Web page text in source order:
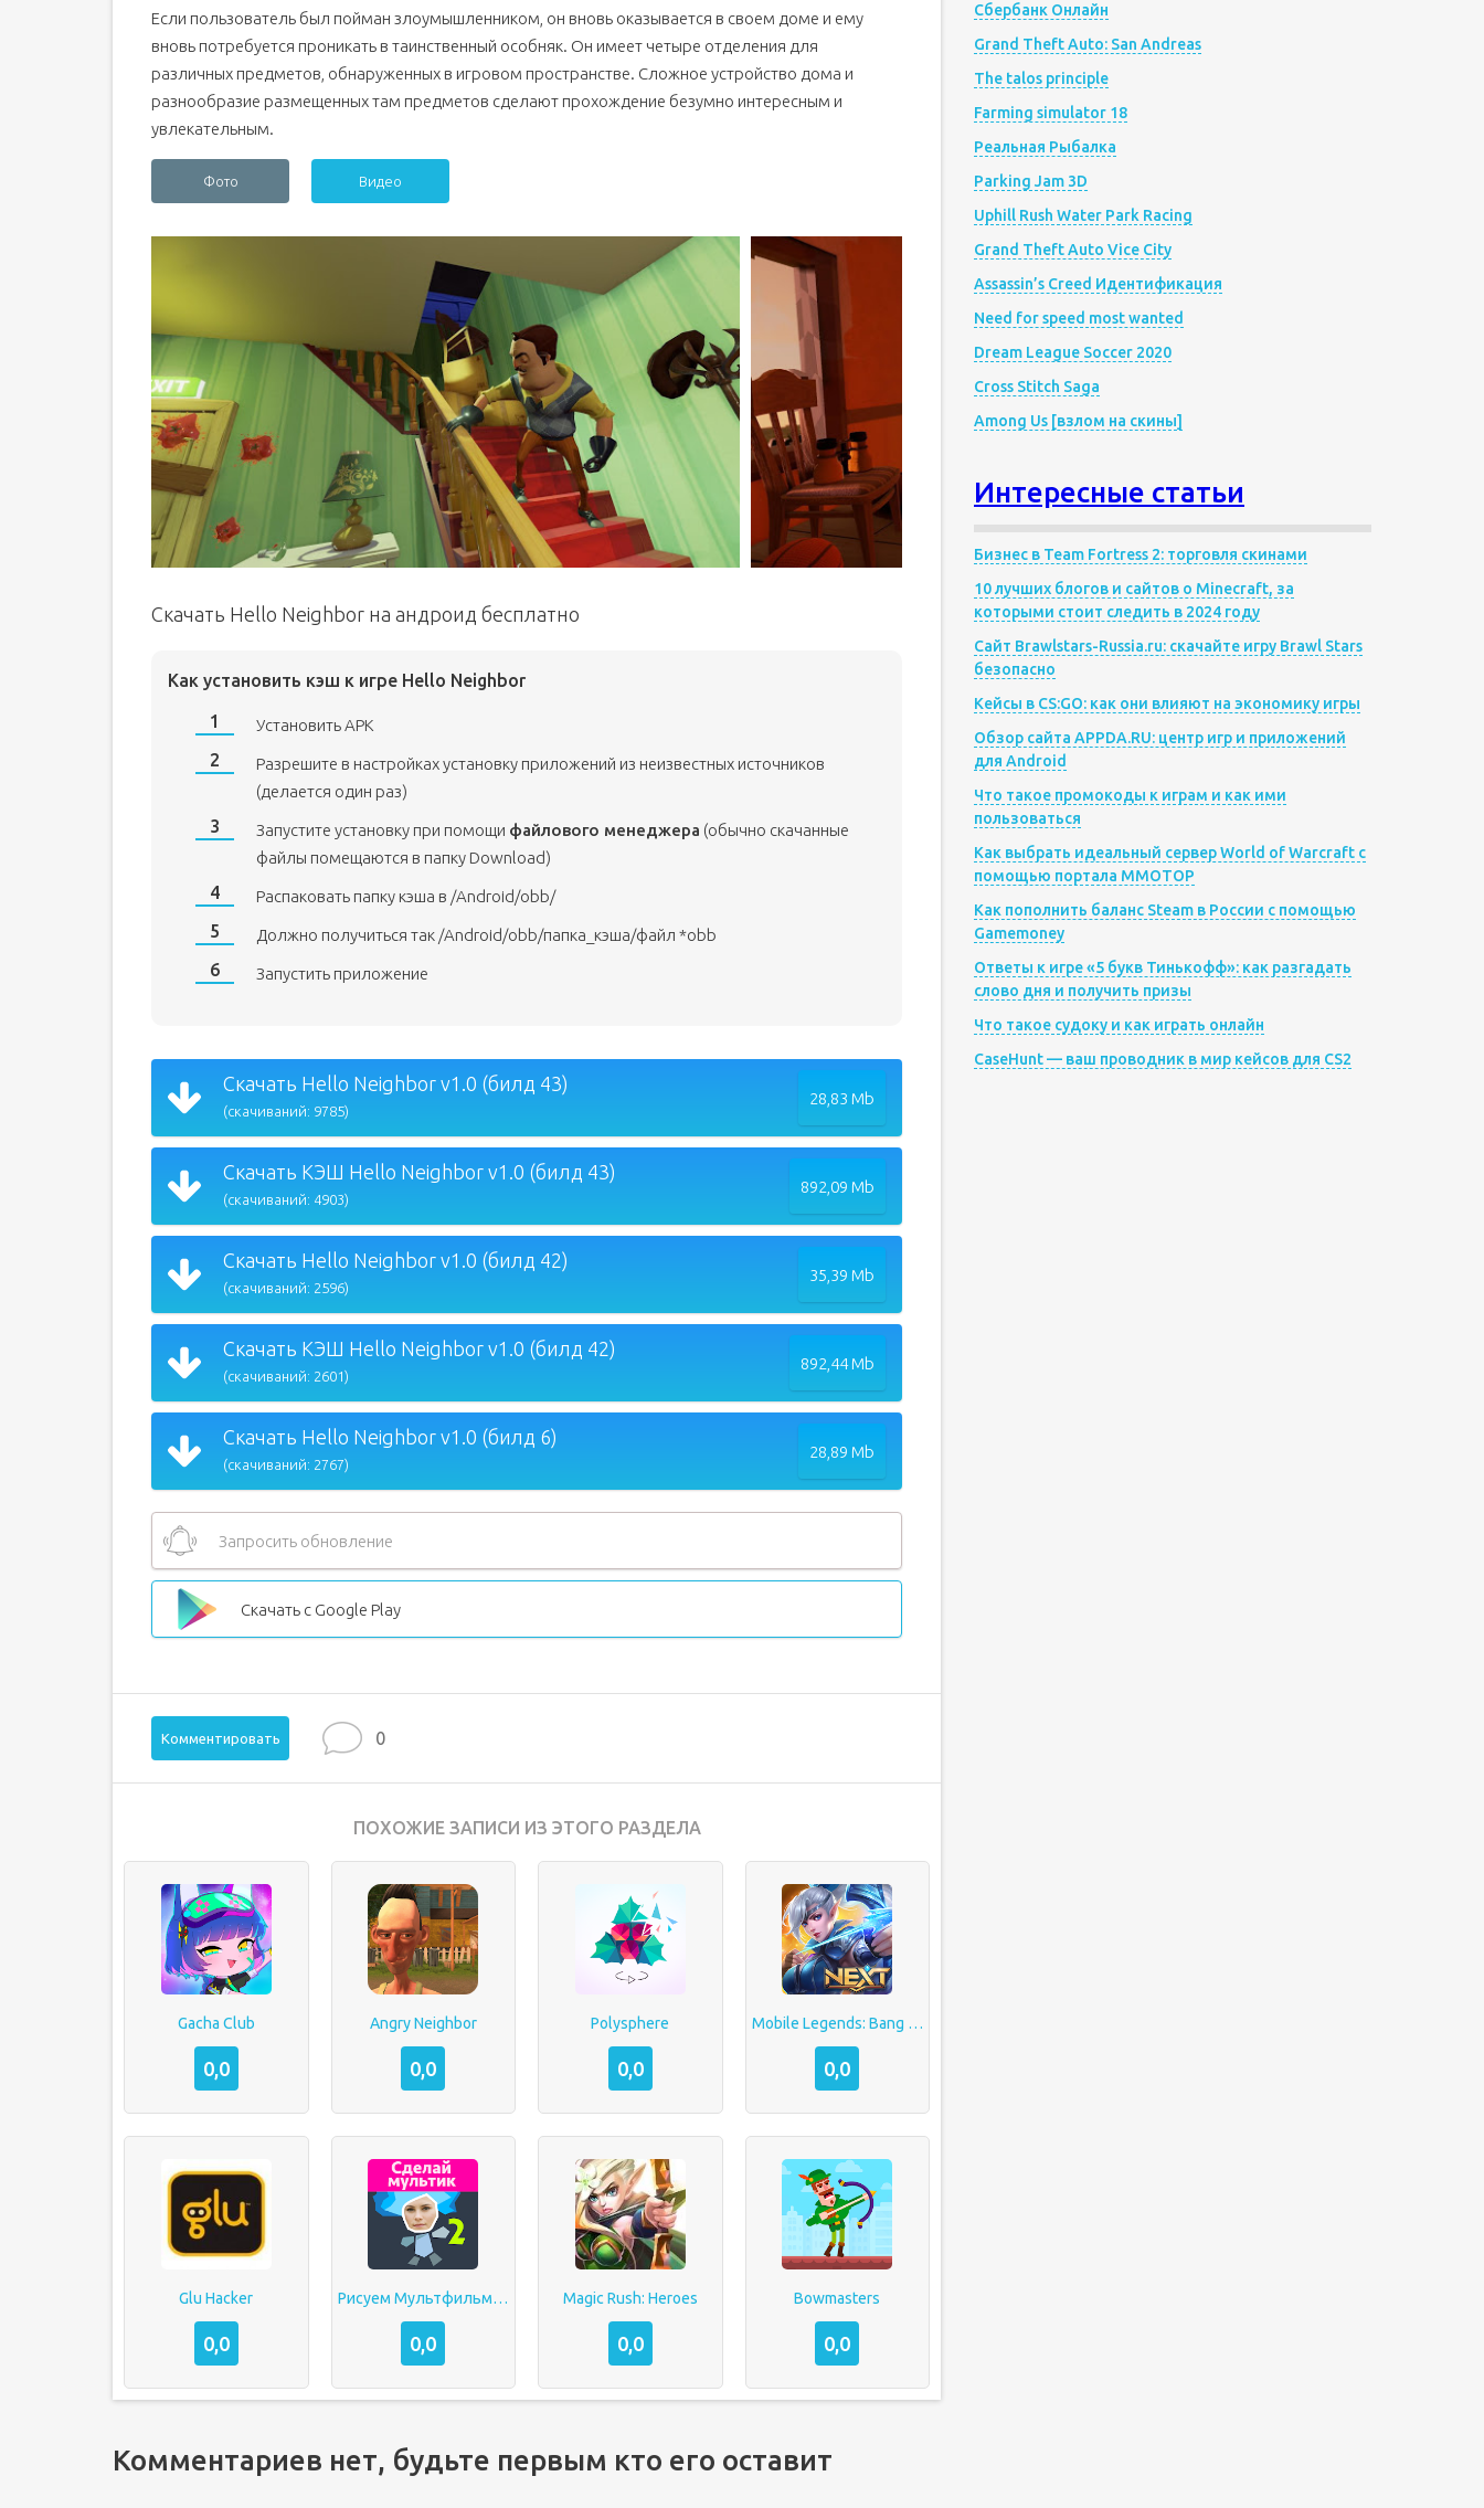
Если пользователь был пойман злоумышленником, он вновь оказывается в своем доме и ему
вновь потребуется проникать в таинственный особняк. Он имеет четыре отделения для
различных предметов, обнаруженных в игровом пространстве. Сложное устройство дома и
разнообразие размещенных там предметов сделают прохождение безумно интересным и
увлекательным.
Фото Видео
Скачать Hello Neighbor на андроид бесплатно
Как установить кэш к игре Hello Neighbor
Установить APK
Разрешите в настройках установку приложений из неизвестных источников
(делается один раз)
Запустите установку при помощи файлового менеджера (обычно скачанные
файлы помещаются в папку Download)
Распаковать папку кэша в /Android/obb/
Должно получиться так /Android/obb/папка_кэша/файл *obb
Запустить приложение
Скачать Hello Neighbor v1.0 (билд 43)
(скачиваний: 9785)
28,83 Mb
Скачать КЭШ Hello Neighbor v1.0 (билд 43)
(скачиваний: 4903)
892,09 Mb
Скачать Hello Neighbor v1.0 (билд 42)
(скачиваний: 2596)
35,39 Mb
Скачать КЭШ Hello Neighbor v1.0 (билд 42)
(скачиваний: 2601)
892,44 Mb
Скачать Hello Neighbor v1.0 (билд 6)
(скачиваний: 2767)
28,89 Mb
Запросить обновление
Скачать с Google Play
Комментировать 0
ПОХОЖИЕ ЗАПИСИ ИЗ ЭТОГО РАЗДЕЛА
Gacha Club
0,0
Angry Neighbor
0,0
Polysphere
0,0
Mobile Legends: Bang bang
0,0
Glu Hacker
0,0
Рисуем Мультфильмы 2
0,0
Magic Rush: Heroes
0,0
Bowmasters
0,0
Комментариев нет, будьте первым кто его оставит
Сбербанк Онлайн
Grand Theft Auto: San Andreas
The talos principle
Farming simulator 18
Реальная Рыбалка
Parking Jam 3D
Uphill Rush Water Park Racing
Grand Theft Auto Vice City
Assassin’s Creed Идентификация
Need for speed most wanted
Dream League Soccer 2020
Cross Stitch Saga
Among Us [взлом на скины]
Интересные статьи
Бизнес в Team Fortress 2: торговля скинами
10 лучших блогов и сайтов о Minecraft, за
которыми стоит следить в 2024 году
Сайт Brawlstars-Russia.ru: скачайте игру Brawl Stars
безопасно
Кейсы в CS:GO: как они влияют на экономику игры
Обзор сайта APPDA.RU: центр игр и приложений
для Android
Что такое промокоды к играм и как ими
пользоваться
Как выбрать идеальный сервер World of Warcraft с
помощью портала MMOTOP
Как пополнить баланс Steam в России с помощью
Gamemoney
Ответы к игре «5 букв Тинькофф»: как разгадать
слово дня и получить призы
Что такое судоку и как играть онлайн
CaseHunt — ваш проводник в мир кейсов для CS2